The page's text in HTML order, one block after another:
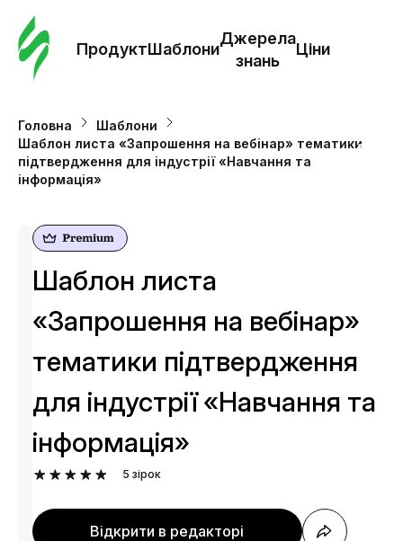
ПродуктШаблони
Джерела
знань
Ціни
Головна
Шаблони
Шаблон листа «Запрошення на вебінар» тематики
підтвердження для індустрії «Навчання та
інформація»
Шаблон листа
«Запрошення на вебінар»
тематики підтвердження
для індустрії «Навчання та
інформація»
5 зірок
Відкрити в редакторі